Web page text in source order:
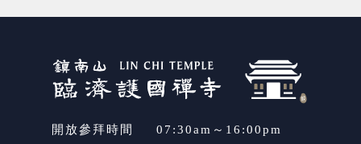
開放參拜時間 07:30am～16:00pm